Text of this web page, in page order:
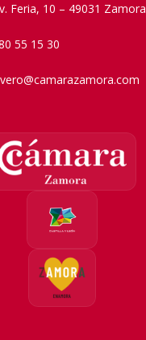
Feria, 10 – 49031 Zamora
55 15 30